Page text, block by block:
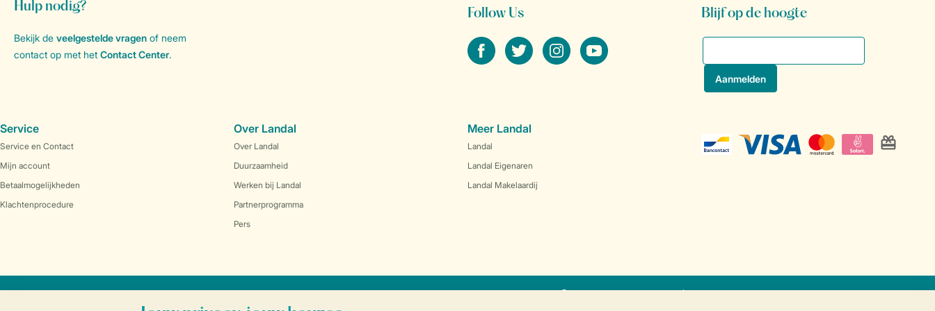
Hulp nodig?
Bekijk de veelgestelde vragen of neem
contact op met het Contact Center.
Follow Us
facebooktwitter instagramyoutube
Blijf op de hoogte
Service
Service en Contact
Mijn account
Betaalmogelijkheden
Klachtenprocedure
Over Landal
Over Landal
Duurzaamheid
Werken bij Landal
Partnerprogramma
Pers
Meer Landal
Landal
Landal Eigenaren
Landal Makelaardij